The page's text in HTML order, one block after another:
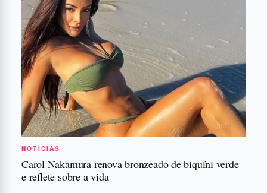
NOTÍCIAS
Carol Nakamura renova bronzeado de biquíni verde
e reflete sobre a vida